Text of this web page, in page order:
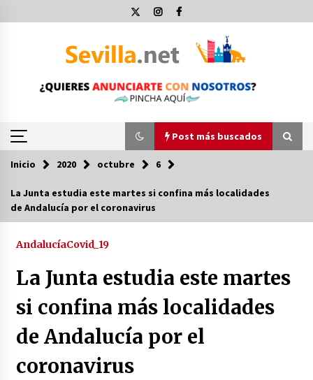
al
Post más buscados
Post más buscados
11 de diciembre de 2023
Por qué el lanzamiento de hachas es tan
10 de noviembre de 2022
Plaga de pulgas en el festival Interestelar de
24 de mayo de 2022
Inicio 2020 octubre 6
La Junta estudia este martes si confina más localidades
de Andalucía por el coronavirus
AndalucíaCovid_19
La Junta estudia este martes
si confina más localidades
de Andalucía por el
coronavirus